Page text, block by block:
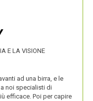
E LA VISIONE
ad una birra, e le
noi specialisti di
efficace. Poi per capire